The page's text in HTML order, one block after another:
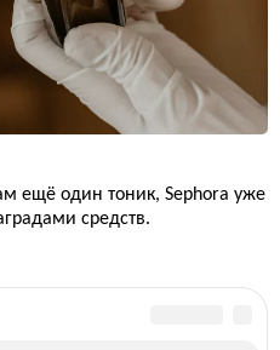
ещё один тоник, Sephora уже
средств.